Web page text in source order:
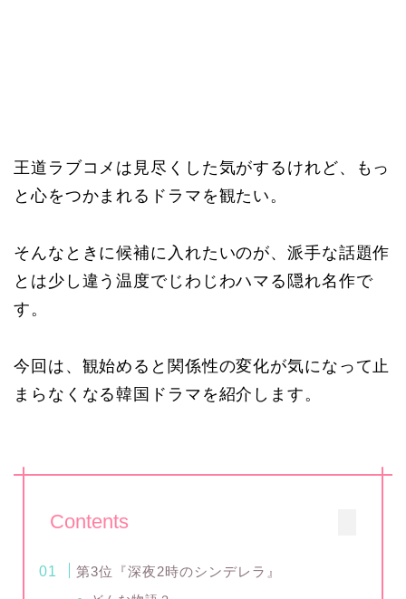
王道ラブコメは見尽くした気がするけれど、もっ
と心をつかまれるドラマを観たい。
そんなときに候補に入れたいのが、派手な話題作
とは少し違う温度でじわじわハマる隠れ名作で
す。
今回は、観始めると関係性の変化が気になって止
まらなくなる韓国ドラマを紹介します。
Contents
第3位『深夜2時のシンデレラ』